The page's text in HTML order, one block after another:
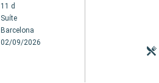
11 d
Suíte
Barcelona
02/09/2026